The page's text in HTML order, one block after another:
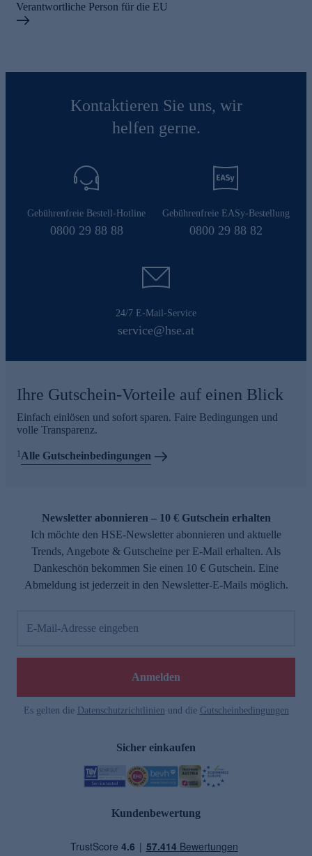
Verantwortliche Person für die EU
Kontaktieren Sie uns, wir
helfen gerne.
Gebührenfreie Bestell-Hotline
0800 29 88 88
Gebührenfreie EASy-Bestellung
0800 29 88 82
24/7 E-Mail-Service
service@hse.at
Ihre Gutschein-Vorteile auf einen Blick
Einfach einlösen und sofort sparen. Faire Bedingungen und
volle Transparenz.
1 Alle Gutscheinbedingungen
Newsletter abonnieren – 10 € Gutschein erhalten
Ich möchte den HSE-Newsletter abonnieren und aktuelle
Trends, Angebote & Gutscheine per E-Mail erhalten. Als
Dankeschön bekommen Sie einen 10 € Gutschein. Eine
Abmeldung ist jederzeit in den Newsletter-E-Mails möglich.
E-Mail-Adresse eingeben
Anmelden
Es gelten die Datenschutzrichtlinien und die Gutscheinbedingungen
Sicher einkaufen
Kundenbewertung